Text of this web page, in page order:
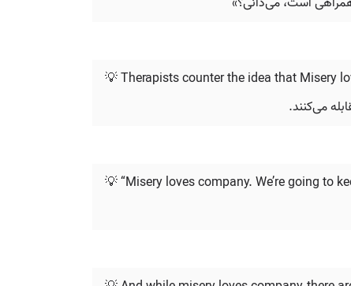
💡 Therapists counter the idea that Misery
می‌کنند.
💡 “Misery loves company. We’re going to